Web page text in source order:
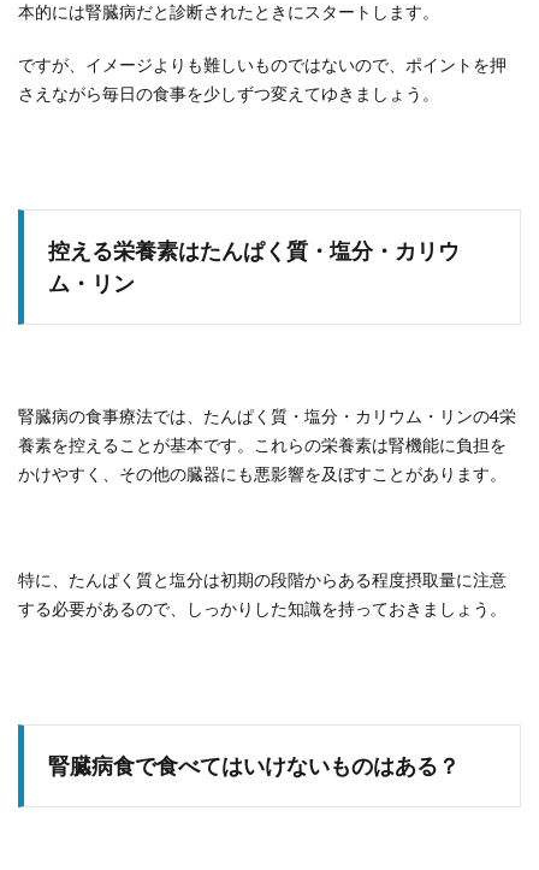
本的には腎臓病だと診断されたときにスタートします。
ですが、イメージよりも難しいものではないので、ポイントを押
さえながら毎日の食事を少しずつ変えてゆきましょう。
控える栄養素はたんぱく質・塩分・カリウ
ム・リン
腎臓病の食事療法では、たんぱく質・塩分・カリウム・リンの4栄
養素を控えることが基本です。これらの栄養素は腎機能に負担を
かけやすく、その他の臓器にも悪影響を及ぼすことがあります。
特に、たんぱく質と塩分は初期の段階からある程度摂取量に注意
する必要があるので、しっかりした知識を持っておきましょう。
腎臓病食で食べてはいけないものはある？